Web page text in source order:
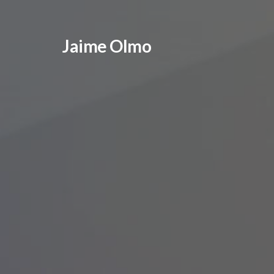
Jaime Olmo